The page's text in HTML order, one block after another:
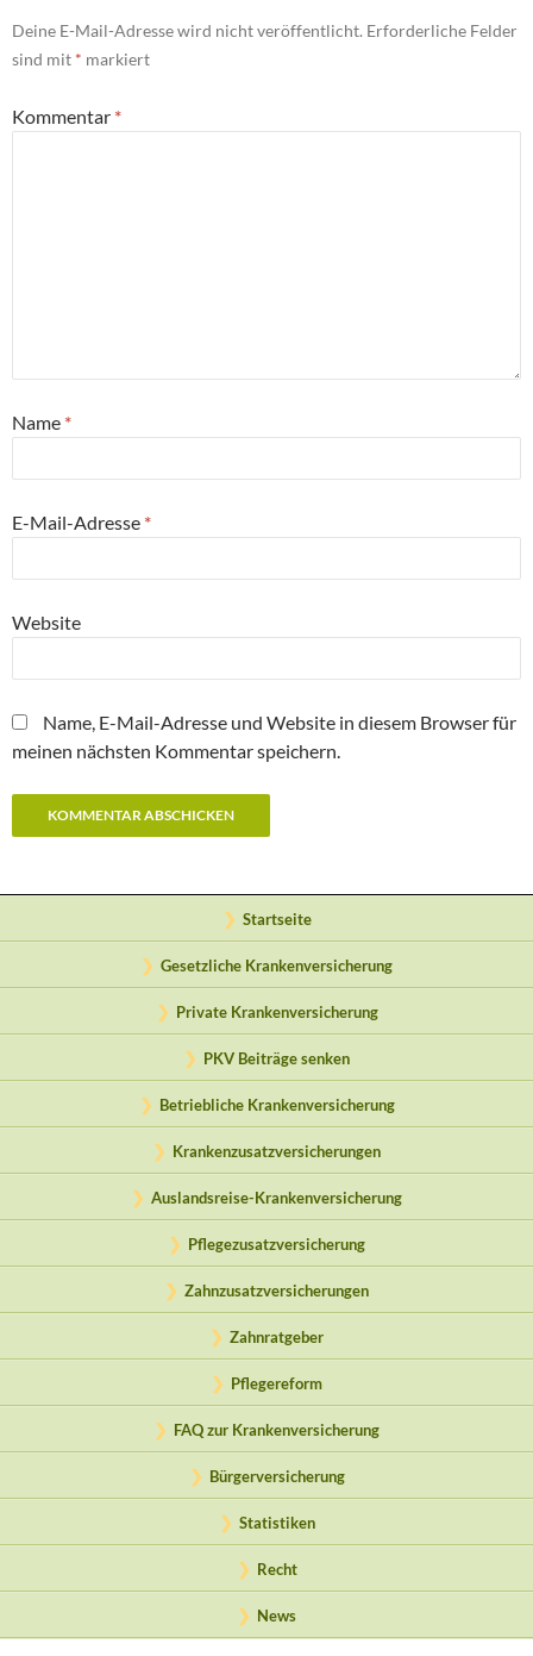
Deine E-Mail-Adresse wird nicht veröffentlicht. Erforderliche Felder
sind mit * markiert
Kommentar *
Name *
E-Mail-Adresse *
Website
Name, E-Mail-Adresse und Website in diesem Browser für
meinen nächsten Kommentar speichern.
Startseite
Gesetzliche Krankenversicherung
Private Krankenversicherung
PKV Beiträge senken
Betriebliche Krankenversicherung
Krankenzusatzversicherungen
Auslandsreise-Krankenversicherung
Pflegezusatzversicherung
Zahnzusatzversicherungen
Zahnratgeber
Pflegereform
FAQ zur Krankenversicherung
Bürgerversicherung
Statistiken
Recht
News